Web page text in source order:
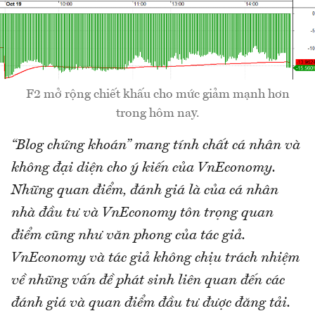
F2 mở rộng chiết khấu cho mức giảm mạnh hơn
trong hôm nay.
“Blog chứng khoán” mang tính chất cá nhân và
không đại diện cho ý kiến của VnEconomy.
Những quan điểm, đánh giá là của cá nhân
nhà đầu tư và VnEconomy tôn trọng quan
điểm cũng như văn phong của tác giả.
VnEconomy và tác giả không chịu trách nhiệm
về những vấn đề phát sinh liên quan đến các
đánh giá và quan điểm đầu tư được đăng tải.